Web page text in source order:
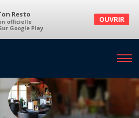
Resto
officielle
Google Play
OUVRIR